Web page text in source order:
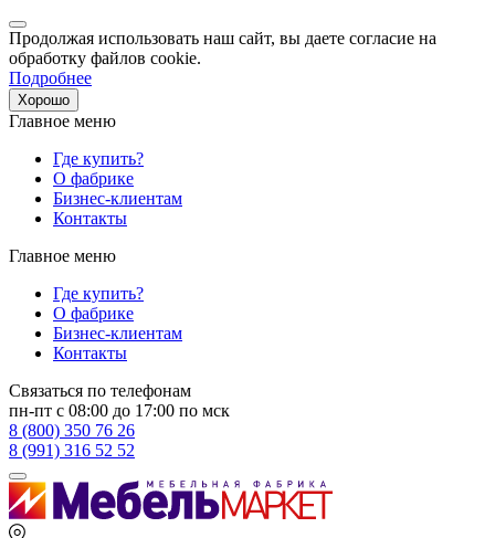
Продолжая использовать наш сайт, вы даете согласие на
обработку файлов cookie.
Подробнее
Хорошо
Главное меню
Где купить?
О фабрике
Бизнес-клиентам
Контакты
Главное меню
Где купить?
О фабрике
Бизнес-клиентам
Контакты
Связаться по телефонам
пн-пт с 08:00 до 17:00 по мск
8 (800) 350 76 26
8 (991) 316 52 52